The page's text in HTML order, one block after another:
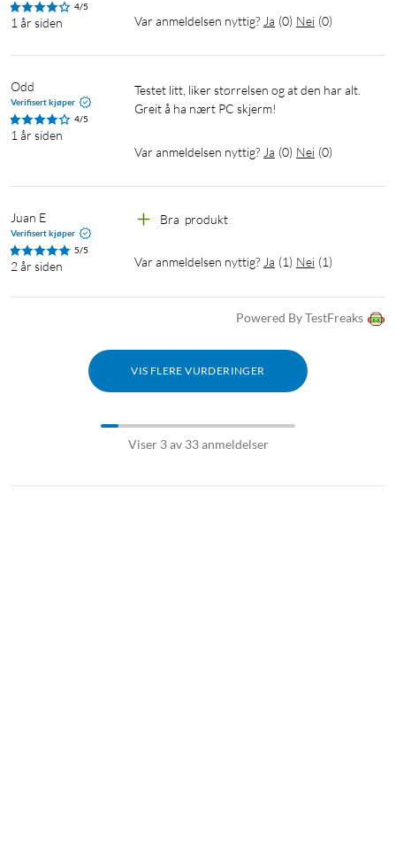
4/5
1 år siden Var anmeldelsen nyttig? Ja (0) Nei (0)
Odd
Verifisert kjøper
4/5
1 år siden
Testet litt, liker størrelsen og at den har alt.
Greit å ha nært PC skjerm!
Var anmeldelsen nyttig? Ja (0) Nei (0)
Juan E
Verifisert kjøper
5/5
2 år siden
Bra  produkt
Var anmeldelsen nyttig? Ja (1) Nei (1)
Powered By TestFreaks
VIS FLERE VURDERINGER
Viser 3 av 33 anmeldelser